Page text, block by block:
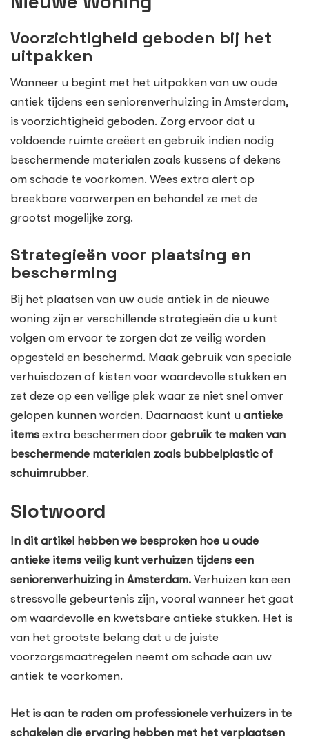
Voorzichtigheid geboden bij het
uitpakken
Wanneer u begint met het uitpakken van uw oude
antiek tijdens een seniorenverhuizing in Amsterdam,
is voorzichtigheid geboden. Zorg ervoor dat u
voldoende ruimte creëert en gebruik indien nodig
beschermende materialen zoals kussens of dekens
om schade te voorkomen. Wees extra alert op
breekbare voorwerpen en behandel ze met de
grootst mogelijke zorg.
Strategieën voor plaatsing en
bescherming
Bij het plaatsen van uw oude antiek in de nieuwe
woning zijn er verschillende strategieën die u kunt
volgen om ervoor te zorgen dat ze veilig worden
opgesteld en beschermd. Maak gebruik van speciale
verhuisdozen of kisten voor waardevolle stukken en
zet deze op een veilige plek waar ze niet snel omver
gelopen kunnen worden. Daarnaast kunt u antieke
items extra beschermen door gebruik te maken van
beschermende materialen zoals bubbelplastic of
schuimrubber.
Slotwoord
In dit artikel hebben we besproken hoe u oude
antieke items veilig kunt verhuizen tijdens een
seniorenverhuizing in Amsterdam. Verhuizen kan een
stressvolle gebeurtenis zijn, vooral wanneer het gaat
om waardevolle en kwetsbare antieke stukken. Het is
van het grootste belang dat u de juiste
voorzorgsmaatregelen neemt om schade aan uw
antiek te voorkomen.
Het is aan te raden om professionele verhuizers in te
schakelen die ervaring hebben met het verplaatsen